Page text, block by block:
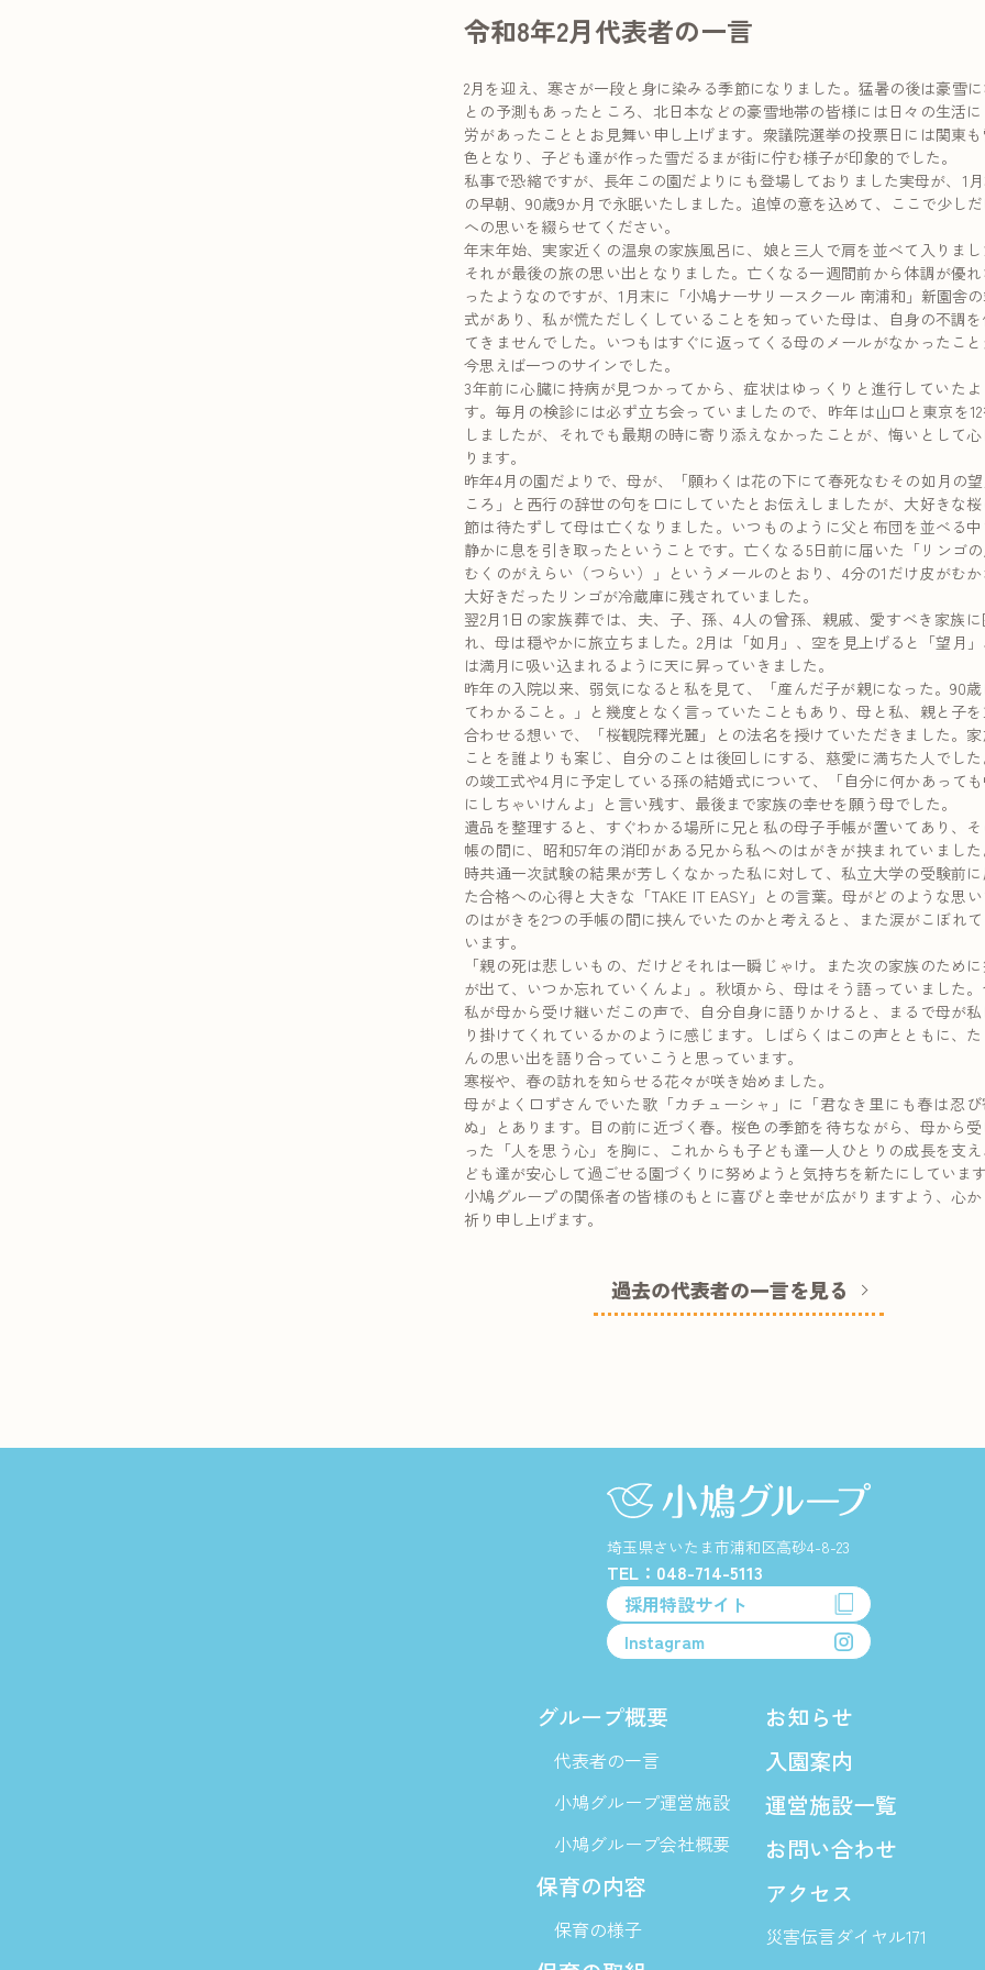
令和8年2月代表者の一言
2月を迎え、寒さが一段と身に染みる季節になりました。猛暑の後は豪雪に
との予測もあったところ、北日本などの豪雪地帯の皆様には日々の生活
労があったこととお見舞い申し上げます。衆議院選挙の投票日には関東
色となり、子ども達が作った雪だるまが街に佇む様子が印象的でした。
私事で恐縮ですが、長年この園だよりにも登場しておりました実母が、1月
の早朝、90歳9か月で永眠いたしました。追悼の意を込めて、ここで少し
への思いを綴らせてください。
年末年始、実家近くの温泉の家族風呂に、娘と三人で肩を並べて入りまし
それが最後の旅の思い出となりました。亡くなる一週間前から体調が優
ったようなのですが、1月末に「小鳩ナーサリースクール 南浦和」新園舎
式があり、私が慌ただしくしていることを知っていた母は、自身の不調
てきませんでした。いつもはすぐに返ってくる母のメールがなかったこと
今思えば一つのサインでした。
3年前に心臓に持病が見つかってから、症状はゆっくりと進行していたよ
す。毎月の検診には必ず立ち会っていましたので、昨年は山口と東京を
しましたが、それでも最期の時に寄り添えなかったことが、悔いとして
ります。
昨年4月の園だよりで、母が、「願わくは花の下にて春死なむその如月の
ころ」と西行の辞世の句を口にしていたとお伝えしましたが、大好きな
節は待たずして母は亡くなりました。いつものように父と布団を並べる中
静かに息を引き取ったということです。亡くなる5日前に届いた「リンゴの
むくのがえらい（つらい）」というメールのとおり、4分の1だけ皮がむか
大好きだったリンゴが冷蔵庫に残されていました。
翌2月1日の家族葬では、夫、子、孫、4人の曾孫、親戚、愛すべき家族に
れ、母は穏やかに旅立ちました。2月は「如月」、空を見上げると「望月
は満月に吸い込まれるように天に昇っていきました。
昨年の入院以来、弱気になると私を見て、「産んだ子が親になった。90歳
てわかること。」と幾度となく言っていたこともあり、母と私、親と子
合わせる想いで、「桜観院釋光麗」との法名を授けていただきました。
ことを誰よりも案じ、自分のことは後回しにする、慈愛に満ちた人でし
の竣工式や4月に予定している孫の結婚式について、「自分に何かあって
にしちゃいけんよ」と言い残す、最後まで家族の幸せを願う母でした。
遺品を整理すると、すぐわかる場所に兄と私の母子手帳が置いてあり、
帳の間に、昭和57年の消印がある兄から私へのはがきが挟まれていました
時共通一次試験の結果が芳しくなかった私に対して、私立大学の受験前に
た合格への心得と大きな「TAKE IT EASY」との言葉。母がどのような思い
のはがきを2つの手帳の間に挟んでいたのかと考えると、また涙がこぼれて
います。
「親の死は悲しいもの、だけどそれは一瞬じゃけ。また次の家族のため
が出て、いつか忘れていくんよ」。秋頃から、母はそう語っていました。
私が母から受け継いだこの声で、自分自身に語りかけると、まるで母が
り掛けてくれているかのように感じます。しばらくはこの声とともに、た
んの思い出を語り合っていこうと思っています。
寒桜や、春の訪れを知らせる花々が咲き始めました。
母がよく口ずさんでいた歌「カチューシャ」に「君なき里にも春は忍び
ぬ」とあります。目の前に近づく春。桜色の季節を待ちながら、母から
った「人を思う心」を胸に、これからも子ども達一人ひとりの成長を支
ども達が安心して過ごせる園づくりに努めようと気持ちを新たにしています
小鳩グループの関係者の皆様のもとに喜びと幸せが広がりますよう、心
祈り申し上げます。
過去の代表者の一言を見る
埼玉県さいたま市浦和区高砂4-8-23
TEL：048-714-5113
採用特設サイト
Instagram
グループ概要
代表者の一言
小鳩グループ運営施設
小鳩グループ会社概要
保育の内容
保育の様子
お知らせ
入園案内
運営施設一覧
お問い合わせ
アクセス
災害伝言ダイヤル171